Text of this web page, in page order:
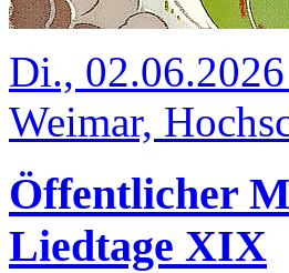
Di.,
Weimar,
Öffentlicher
Liedtage XIX